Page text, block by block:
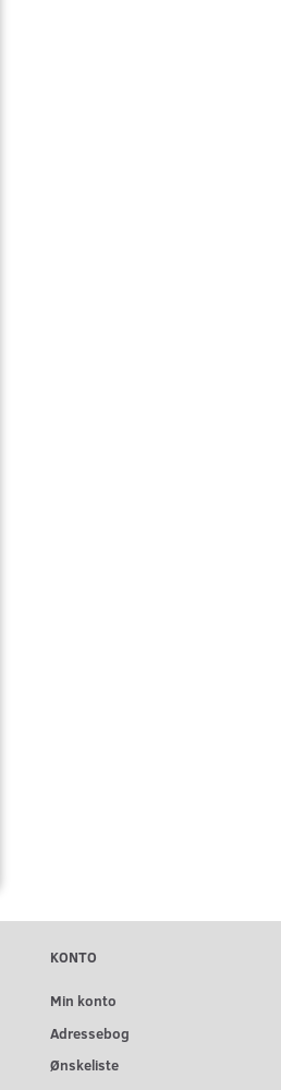
KONTO
Min konto
Adressebog
Ønskeliste